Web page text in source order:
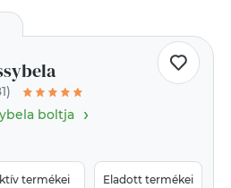
boltja›
termékei Eladott termékei